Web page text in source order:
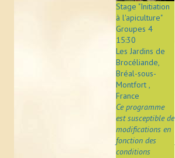
Stage "Initiation
à l'apiculture"
Groupes 4
15:30
Les Jardins de
Brocéliande,
Bréal-sous-
Montfort ,
France
Ce programme
est susceptible de
modifications en
fonction des
conditions